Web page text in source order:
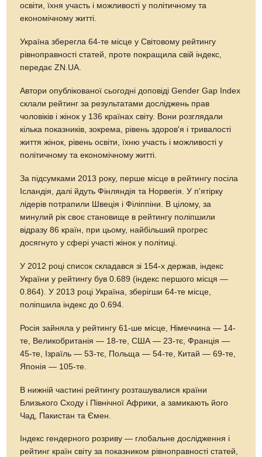
освіти, їхня участь і можливості у політичному та
економічному житті.
Україна зберегла 64-те місце у Світовому рейтингу
рівноправності статей, проте покращила свій індекс,
передає ZN.UA.
Автори опублікованої сьогодні доповіді Gender Gap Index
склали рейтинг за результатами досліджень прав
чоловіків і жінок у 136 країнах світу. Вони розглядали
кілька показників, зокрема, рівень здоров'я і тривалості
життя жінок, рівень освіти, їхню участь і можливості у
політичному та економічному житті.
За підсумками 2013 року, перше місце в рейтингу посіла
Ісландія, далі йдуть Фінляндія та Норвегія. У п'ятірку
лідерів потрапили Швеція і Філіппіни. В цілому, за
минулий рік своє становище в рейтингу поліпшили
відразу 86 країн, при цьому, найбільший прогрес
досягнуто у сфері участі жінок у політиці.
У 2012 році список складався зі 154-х держав, індекс
України у рейтингу був 0.689 (індекс першого місця —
0.864). У 2013 році Україна, зберігши 64-те місце,
поліпшила індекс до 0.694.
Росія зайняла у рейтингу 61-ше місце, Німеччина — 14-
те, Великобританія — 18-те, США — 23-тє, Франція —
45-те, Ізраїль — 53-тє, Польща — 54-те, Китай — 69-те,
Японія — 105-те.
В нижній частині рейтингу розташувалися країни
Близького Сходу і Північної Африки, а замикають його
Чад, Пакистан та Ємен.
Індекс гендерного розриву — глобальне дослідження і
рейтинг країн світу за показником рівноправності статей,